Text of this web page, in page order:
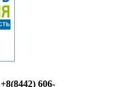
+8(8442) 606-